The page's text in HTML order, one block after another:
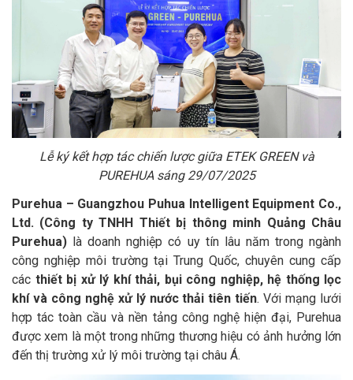
Lễ ký kết hợp tác chiến lược giữa ETEK GREEN và
PUREHUA sáng 29/07/2025
Purehua – Guangzhou Puhua Intelligent Equipment Co.,
Ltd. (Công ty TNHH Thiết bị thông minh Quảng Châu
Purehua) là doanh nghiệp có uy tín lâu năm trong ngành
công nghiệp môi trường tại Trung Quốc, chuyên cung cấp
các thiết bị xử lý khí thải, bụi công nghiệp, hệ thống lọc
khí và công nghệ xử lý nước thải tiên tiến. Với mạng lưới
hợp tác toàn cầu và nền tảng công nghệ hiện đại, Purehua
được xem là một trong những thương hiệu có ảnh hưởng lớn
đến thị trường xử lý môi trường tại châu Á.